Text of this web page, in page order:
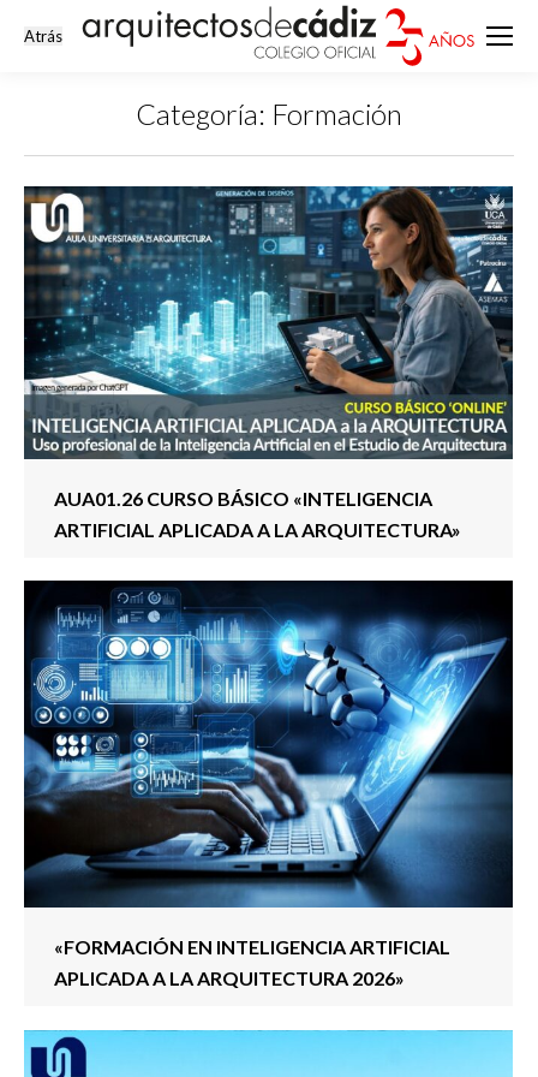
Categoría: Formación
AUA01.26 CURSO BÁSICO «INTELIGENCIA
ARTIFICIAL APLICADA A LA ARQUITECTURA»
«FORMACIÓN EN INTELIGENCIA ARTIFICIAL
APLICADA A LA ARQUITECTURA 2026»